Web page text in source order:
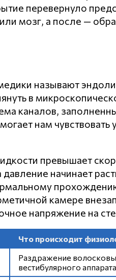
перевернуло
мозг, а после —
называют
в
каналов,
нам чувствовать
превышает
начинает
камере
напряжение на
Что происходит
Раздражение
вестибулярного аппарата